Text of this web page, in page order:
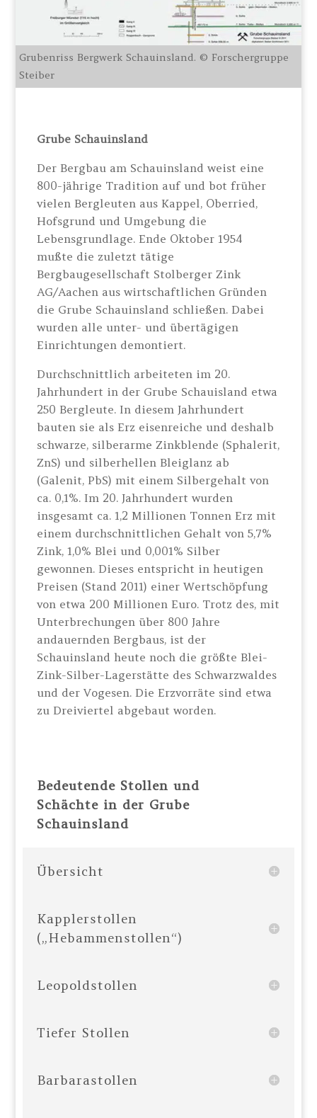
Grubenriss Bergwerk Schauinsland. © Forschergruppe
Steiber
Grube Schauinsland
Der Bergbau am Schauinsland weist eine
800-jährige Tradition auf und bot früher
vielen Bergleuten aus Kappel, Oberried,
Hofsgrund und Umgebung die
Lebensgrundlage. Ende Oktober 1954
mußte die zuletzt tätige
Bergbaugesellschaft Stolberger Zink
AG/Aachen aus wirtschaftlichen Gründen
die Grube Schauinsland schließen. Dabei
wurden alle unter- und übertägigen
Einrichtungen demontiert.
Durchschnittlich arbeiteten im 20.
Jahrhundert in der Grube Schauisland etwa
250 Bergleute. In diesem Jahrhundert
bauten sie als Erz eisenreiche und deshalb
schwarze, silberarme Zinkblende (Sphalerit,
ZnS) und silberhellen Bleiglanz ab
(Galenit, PbS) mit einem Silbergehalt von
ca. 0,1%. Im 20. Jahrhundert wurden
insgesamt ca. 1,2 Millionen Tonnen Erz mit
einem durchschnittlichen Gehalt von 5,7%
Zink, 1,0% Blei und 0,001% Silber
gewonnen. Dieses entspricht in heutigen
Preisen (Stand 2011) einer Wertschöpfung
von etwa 200 Millionen Euro. Trotz des, mit
Unterbrechungen über 800 Jahre
andauernden Bergbaus, ist der
Schauinsland heute noch die größte Blei-
Zink-Silber-Lagerstätte des Schwarzwaldes
und der Vogesen. Die Erzvorräte sind etwa
zu Dreiviertel abgebaut worden.
Bedeutende Stollen und
Schächte in der Grube
Schauinsland
Übersicht
Kapplerstollen
(„Hebammenstollen“)
Leopoldstollen
Tiefer Stollen
Barbarastollen